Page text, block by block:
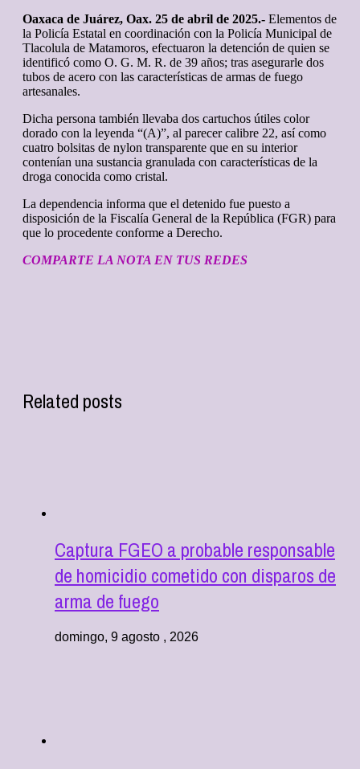
Oaxaca de Juárez, Oax. 25 de abril de 2025.- Elementos de
la Policía Estatal en coordinación con la Policía Municipal de
Tlacolula de Matamoros, efectuaron la detención de quien se
identificó como O. G. M. R. de 39 años; tras asegurarle dos
tubos de acero con las características de armas de fuego
artesanales.
Dicha persona también llevaba dos cartuchos útiles color
dorado con la leyenda “(A)”, al parecer calibre 22, así como
cuatro bolsitas de nylon transparente que en su interior
contenían una sustancia granulada con características de la
droga conocida como cristal.
La dependencia informa que el detenido fue puesto a
disposición de la Fiscalía General de la República (FGR) para
que lo procedente conforme a Derecho.
COMPARTE LA NOTA EN TUS REDES
Related posts
Captura FGEO a probable responsable
de homicidio cometido con disparos de
arma de fuego
domingo, 9 agosto , 2026